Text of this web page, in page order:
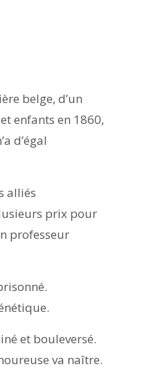
belge, d’un
enfants en 1860,
d’égal
alliés
prix pour
professeur
et bouleversé.
va naître.